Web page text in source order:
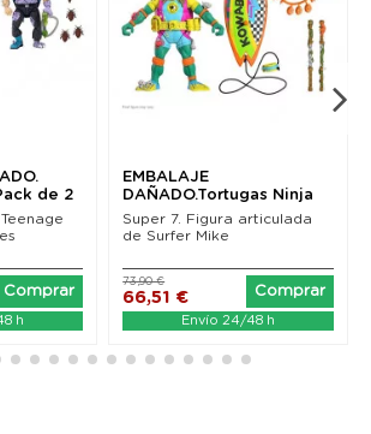
de 2
Comprar
h
EMBALAJE
DAÑADO.Tortugas Ninja
Figura Ultimates Sewer
Surfer...
Super 7. Figura articulada
de Surfer Mike
66,51 €
73,90 €
Comprar
Envío 24/48 h